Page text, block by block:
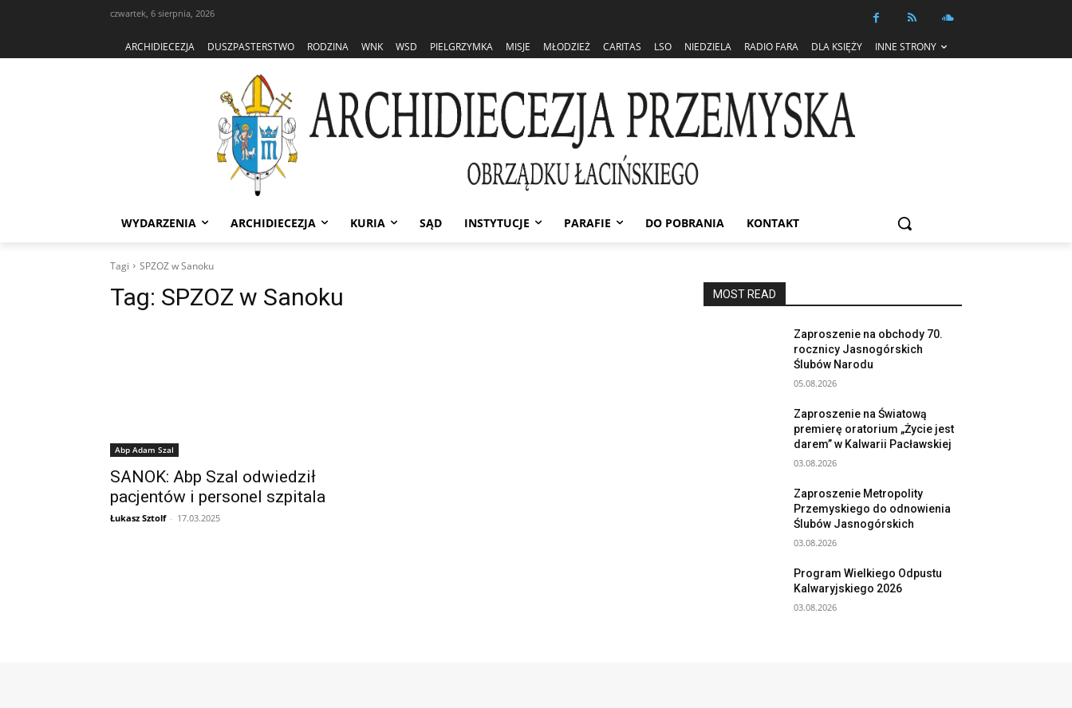
czwartek, 6 sierpnia, 2026
ARCHIDIECEZJA DUSZPASTERSTWO RODZINA WNK WSD PIELGRZYMKA MISJE MŁODZIEŻ CARITAS LSO NIEDZIELA RADIO FARA DLA KSIĘŻY INNE STRONY
WYDARZENIA ARCHIDIECEZJA KURIA SĄD INSTYTUCJE PARAFIE DO POBRANIA KONTAKT
Tagi SPZOZ w Sanoku
Tag: SPZOZ w Sanoku
Abp Adam Szal
SANOK: Abp Szal odwiedził
pacjentów i personel szpitala
Łukasz Sztolf - 17.03.2025
MOST READ
Zaproszenie na obchody 70.
rocznicy Jasnogórskich
Ślubów Narodu
05.08.2026
Zaproszenie na Światową
premierę oratorium „Życie jest
darem” w Kalwarii Pacławskiej
03.08.2026
Zaproszenie Metropolity
Przemyskiego do odnowienia
Ślubów Jasnogórskich
03.08.2026
Program Wielkiego Odpustu
Kalwaryjskiego 2026
03.08.2026